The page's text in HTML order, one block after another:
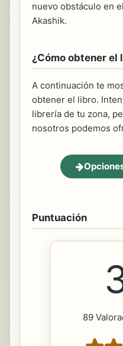
nuevo obstáculo en
Akashik.
¿Cómo obtener el
A continuación te
obtener el libro.
librería de tu zona,
nosotros podemos
Puntuación
89